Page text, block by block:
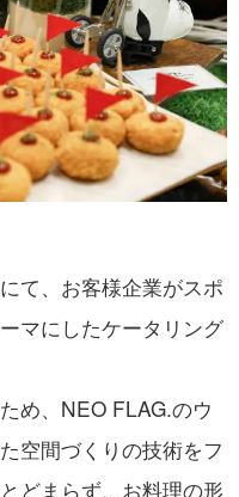
て、お客様企業がスポ
マにしたケータリング
め、NEO FLAG.のウ
空間づくりの技術をフ
どまらず、お料理の形